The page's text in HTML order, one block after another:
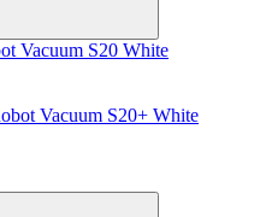
Vacuum S20 White